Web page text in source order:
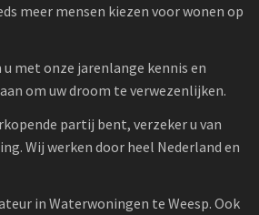
meer mensen kiezen voor wonen op
met onze jarenlange kennis en
om uw droom te verwezenlijken.
partij bent, verzeker u van
Wij werken door heel Nederland en
in Waterwoningen te Weesp. Ook